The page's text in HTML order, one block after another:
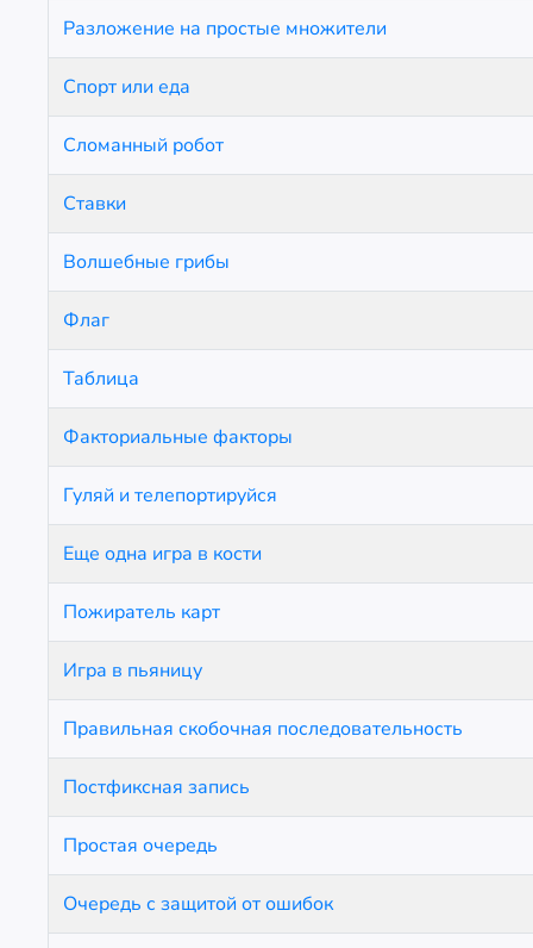
Разложение на простые множители
Спорт или еда
Сломанный робот
Ставки
Волшебные грибы
Флаг
Таблица
Факториальные факторы
Гуляй и телепортируйся
Еще одна игра в кости
Пожиратель карт
Игра в пьяницу
Правильная скобочная последовательность
Постфиксная запись
Простая очередь
Очередь с защитой от ошибок